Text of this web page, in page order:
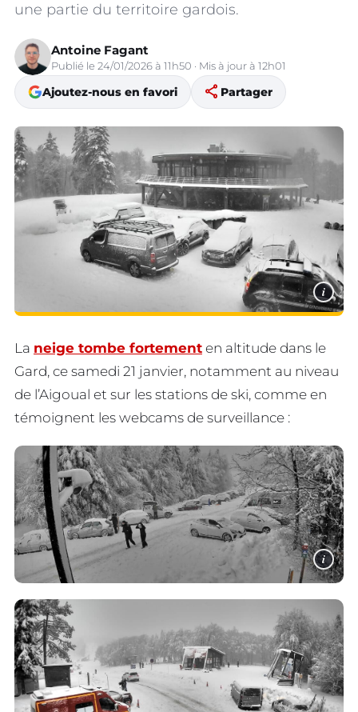
une partie du territoire gardois.
Antoine Fagant
Publié le 24/01/2026 à 11h50 · Mis à jour à 12h01
Ajoutez-nous en favori share Partager
i
La neige tombe fortement en altitude dans le
Gard, ce samedi 21 janvier, notamment au niveau
de l’Aigoual et sur les stations de ski, comme en
témoignent les webcams de surveillance :
i